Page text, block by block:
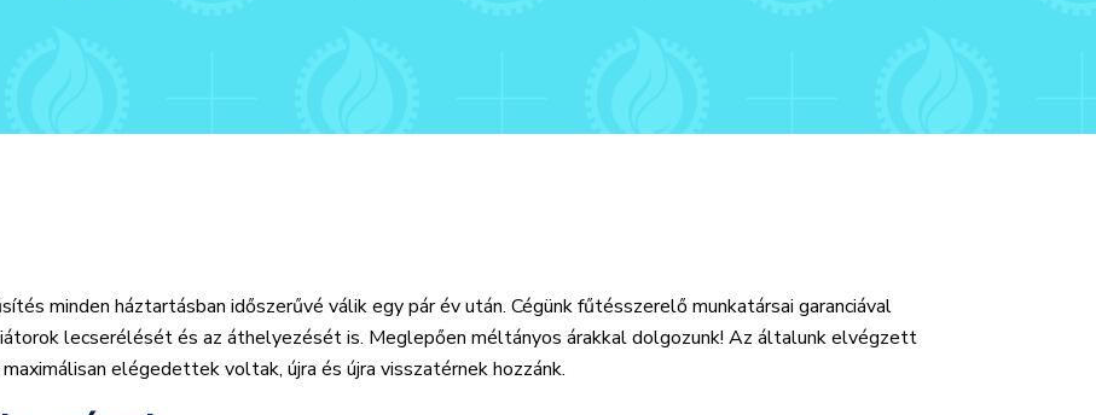
minden háztartásban időszerűvé válik egy pár év után. Cégünk fűtésszerelő munkatársai garanciával
lecserélését és az áthelyezését is. Meglepően méltányos árakkal dolgozunk! Az általunk elvégzett
elégedettek voltak, újra és újra visszatérnek hozzánk.